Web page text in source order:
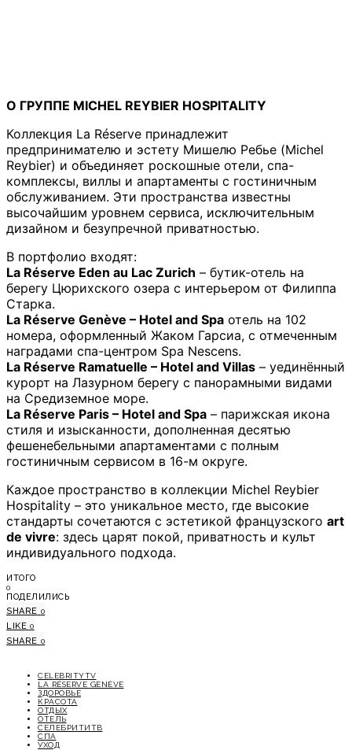
О ГРУППЕ MICHEL REYBIER HOSPITALITY
Коллекция La Réserve принадлежит
предпринимателю и эстету Мишелю Ребье (Michel
Reybier) и объединяет роскошные отели, спа-
комплексы, виллы и апартаменты с гостиничным
обслуживанием. Эти пространства известны
высочайшим уровнем сервиса, исключительным
дизайном и безупречной приватностью.
В портфолио входят:
La Réserve Eden au Lac Zurich – бутик-отель на
берегу Цюрихского озера с интерьером от Филиппа
Старка.
La Réserve Genève – Hotel and Spa отель на 102
номера, оформленный Жаком Гарсиа, с отмеченным
наградами спа-центром Spa Nescens.
La Réserve Ramatuelle – Hotel and Villas – уединённый
курорт на Лазурном берегу с панорамными видами
на Средиземное море.
La Réserve Paris – Hotel and Spa – парижская икона
стиля и изысканности, дополненная десятью
фешенебельными апартаментами с полным
гостиничным сервисом в 16-м округе.
Каждое пространство в коллекции Michel Reybier
Hospitality – это уникальное место, где высокие
стандарты сочетаются с эстетикой французского art
de vivre: здесь царят покой, приватность и культ
индивидуального подхода.
ИТОГО
0
ПОДЕЛИЛИСЬ
SHARE 0
LIKE 0
SHARE 0
CELEBRITYTV
LA RÉSERVE GENÈVE
ЗДОРОВЬЕ
КРАСОТА
ОТДЫХ
ОТЕЛЬ
СЕЛЕБРИТИТВ
СПА
УХОД